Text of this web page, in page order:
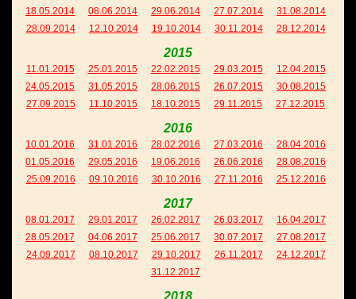
18.05.2014
08.06.2014 29.06.2014 27.07.2014
31.08.2014
28.09.2014
12.10.2014 19.10.2014 30.11.2014 28.12.2014
2015
11.01.2015 25.01.2015 22.02.2015 29.03.2015
12.04.2015
24.05.2015
31.05.2015 28.06.2015 26.07.2015
30.08.2015
27.09.2015
11.10.2015 18.10.2015 29.11.2015 27.12.2015
2016
10.01.2016 31.01.2016 28.02.2016 27.03.2016
28.04.2016
01.05.2016
29.05.2016 19.06.2016 26.06.2016
28.08.2016
25.09.2016
09.10.2016 30.10.2016 27.11.2016 25.12.2016
2017
08.01.2017 29.01.2017 26.02.2017 26.03.2017
16.04.2017
28.05.2017
04.06.2017 25.06.2017 30.07.2017
27.08.2017
24.09.2017
08.10.2017 29.10.2017 26.11.2017
24.12.2017
31.12.2017
2018